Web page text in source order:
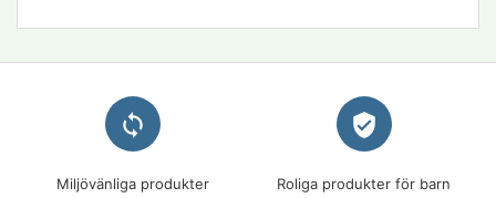
loop
Miljövänliga produkter
verified_user
Roliga produkter för barn